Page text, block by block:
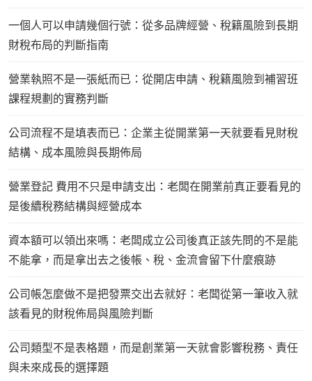
一個人可以申請幾個行號：從多品牌經營、稅籍風險到長期
財稅布局的判斷指南
營業執照不是一張紙而已：從開店申請、稅籍風險到補習班
課程規劃的實務判斷
公司流程不是填表而已：企業主從開業第一天就要看見財稅
結構、成本風險與長期佈局
營業登記 費用不只是申請支出：老闆在開業前真正要看見的
是後續稅務結構與經營成本
資本額可以領出來嗎：老闆成立公司後真正該先問的不是能
不能拿，而是拿出去之後帳、稅、金流會留下什麼痕跡
公司帳怎麼做不是把發票交出去就好：老闆從第一筆收入就
該看見的財稅佈局與風險判斷
公司類型不是表格題，而是創業第一天就會影響稅務、責任
與未來成長的選擇題